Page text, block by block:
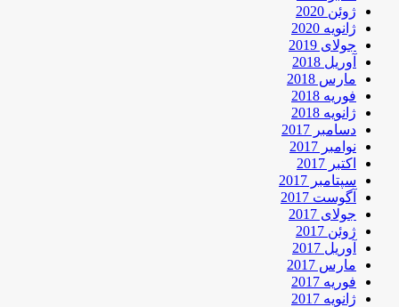
ژوئن 2020
ژانویه 2020
جولای 2019
آوریل 2018
مارس 2018
فوریه 2018
ژانویه 2018
دسامبر 2017
نوامبر 2017
اکتبر 2017
سپتامبر 2017
آگوست 2017
جولای 2017
ژوئن 2017
آوریل 2017
مارس 2017
فوریه 2017
ژانویه 2017